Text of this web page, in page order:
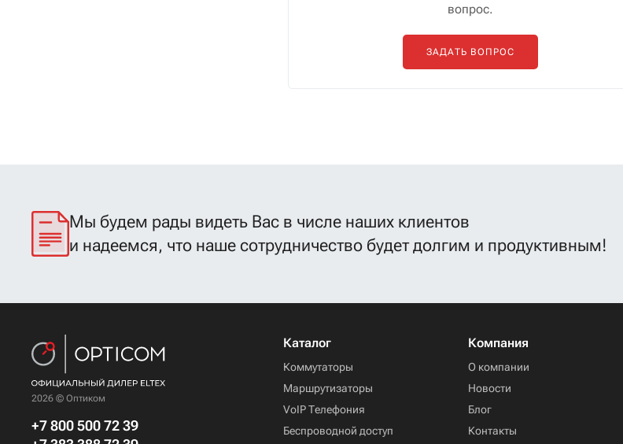
вопрос.
ЗАДАТЬ ВОПРОС
Мы будем рады видеть Вас в числе наших клиентов
и надеемся, что наше сотрудничество будет долгим и продуктивным!
2026 © Оптиком
+7 800 500 72 39
Каталог
Коммутаторы
Маршрутизаторы
VoIP Телефония
Беспроводной доступ
Компания
О компании
Новости
Блог
Контакты